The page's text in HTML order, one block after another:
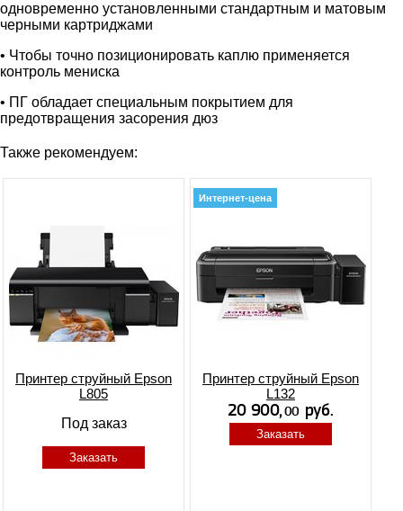
одновременно установленными стандартным и матовым
черными картриджами
• Чтобы точно позиционировать каплю применяется
контроль мениска
• ПГ обладает специальным покрытием для
предотвращения засорения дюз
Также рекомендуем:
Принтер струйный Epson
L805
Под заказ
Заказать
Интернет-цена
Принтер струйный Epson
L132
Заказать